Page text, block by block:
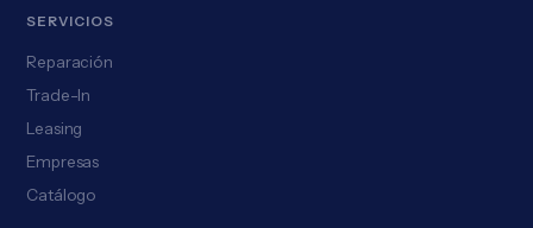
SERVICIOS
Reparación
Trade-In
Leasing
Empresas
Catálogo